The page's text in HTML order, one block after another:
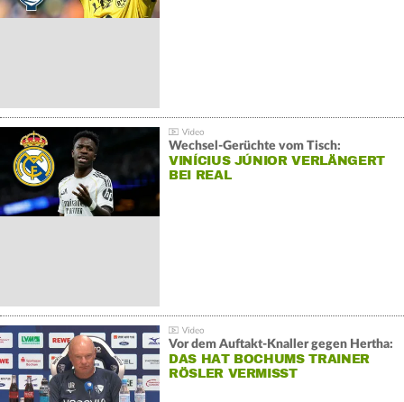
Wechsel-Gerüchte vom Tisch:
VINÍCIUS JÚNIOR VERLÄNGERT
BEI REAL
Vor dem Auftakt-Knaller gegen Hertha:
DAS HAT BOCHUMS TRAINER
RÖSLER VERMISST